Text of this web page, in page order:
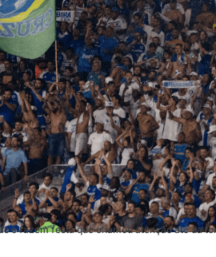
e fazem festa que chamou atenção até da